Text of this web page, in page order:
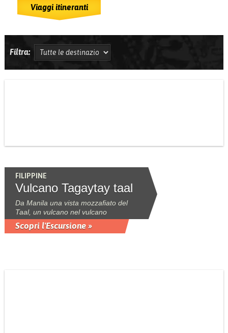
Viaggi itineranti
Filtra:
FILIPPINE
Vulcano Tagaytay taal
Da Manila una vista mozzafiato del
Taal, un vulcano nel vulcano
Scopri l'Escursione »